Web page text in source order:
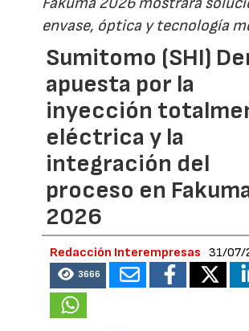
envase, óptica y tecnología
Sumitomo (SHI)
apuesta por la
inyección
eléctrica y la
integración del
proceso en
2026
Redacción Interempresas 31/07/
3666